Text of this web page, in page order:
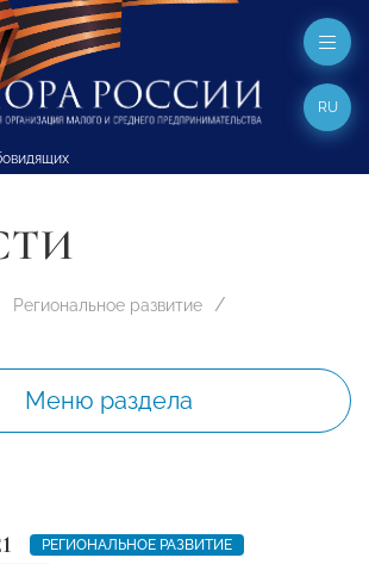
RU
Региональное развитие
Меню раздела
РЕГИОНАЛЬНОЕ РАЗВИТИЕ